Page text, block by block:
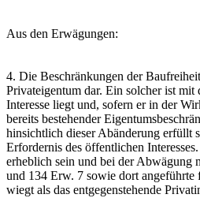
Aus den Erwägungen:
4. Die Beschränkungen der
Privateigentum dar. Ein solcher ist mit
Interesse liegt und, sofern er in der
bereits bestehender
hinsichtlich dieser Abänderung erfüllt
Erfordernis des öffentlichen
erheblich sein und bei der Abwägung
und 134 Erw. 7 sowie dort angeführte
wiegt als das entgegenstehende